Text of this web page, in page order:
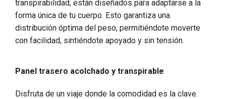
transpirabilidad, están diseñados para adaptarse a la
forma única de tu cuerpo. Esto garantiza una
distribución óptima del peso, permitiéndote moverte
con facilidad, sintiéndote apoyado y sin tensión.
Panel trasero acolchado y transpirable
Disfruta de un viaje donde la comodidad es la clave.